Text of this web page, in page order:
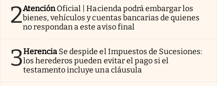
2AtenciónOficial | Hacienda podrá embargar los
bienes, vehículos y cuentas bancarias de quienes
no respondan a este aviso final
3Herencia Se despide el Impuestos de Sucesiones:
los herederos pueden evitar el pago si el
testamento incluye una cláusula